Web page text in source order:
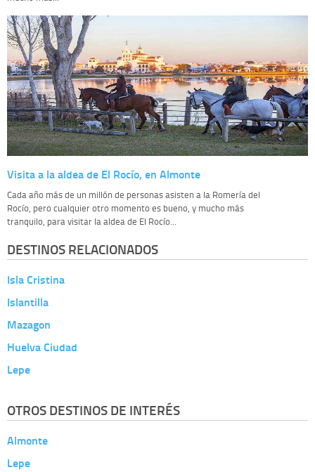
Visita a la aldea de El Rocío, en Almonte
Cada año más de un millón de personas asisten a la Romería del
Rocío, pero cualquier otro momento es bueno, y mucho más
tranquilo, para visitar la aldea de El Rocío...
DESTINOS RELACIONADOS
Isla Cristina
Islantilla
Mazagon
Huelva Ciudad
Lepe
OTROS DESTINOS DE INTERÉS
Almonte
Lepe